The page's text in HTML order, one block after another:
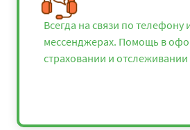
Всегда на связи по телефону
мессенджерах. Помощь в
страховании и отслеживании